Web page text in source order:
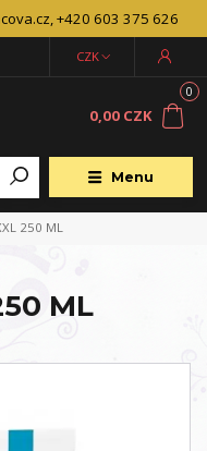
+420 603 375 626
Menu
CZK
0
0,00 CZK
250 ML
ML